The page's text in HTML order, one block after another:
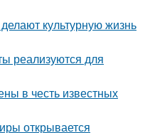
культурную жизнь
реализуются для
в честь известных
открывается